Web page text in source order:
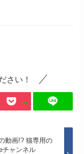
さい！
動画!? 猫専用の
チャンネル